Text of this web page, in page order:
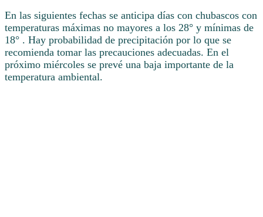
En las siguientes fechas se anticipa días con chubascos con
temperaturas máximas no mayores a los 28° y mínimas de
18° . Hay probabilidad de precipitación por lo que se
recomienda tomar las precauciones adecuadas. En el
próximo miércoles se prevé una baja importante de la
temperatura ambiental.